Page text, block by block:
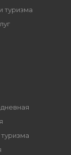
туризма